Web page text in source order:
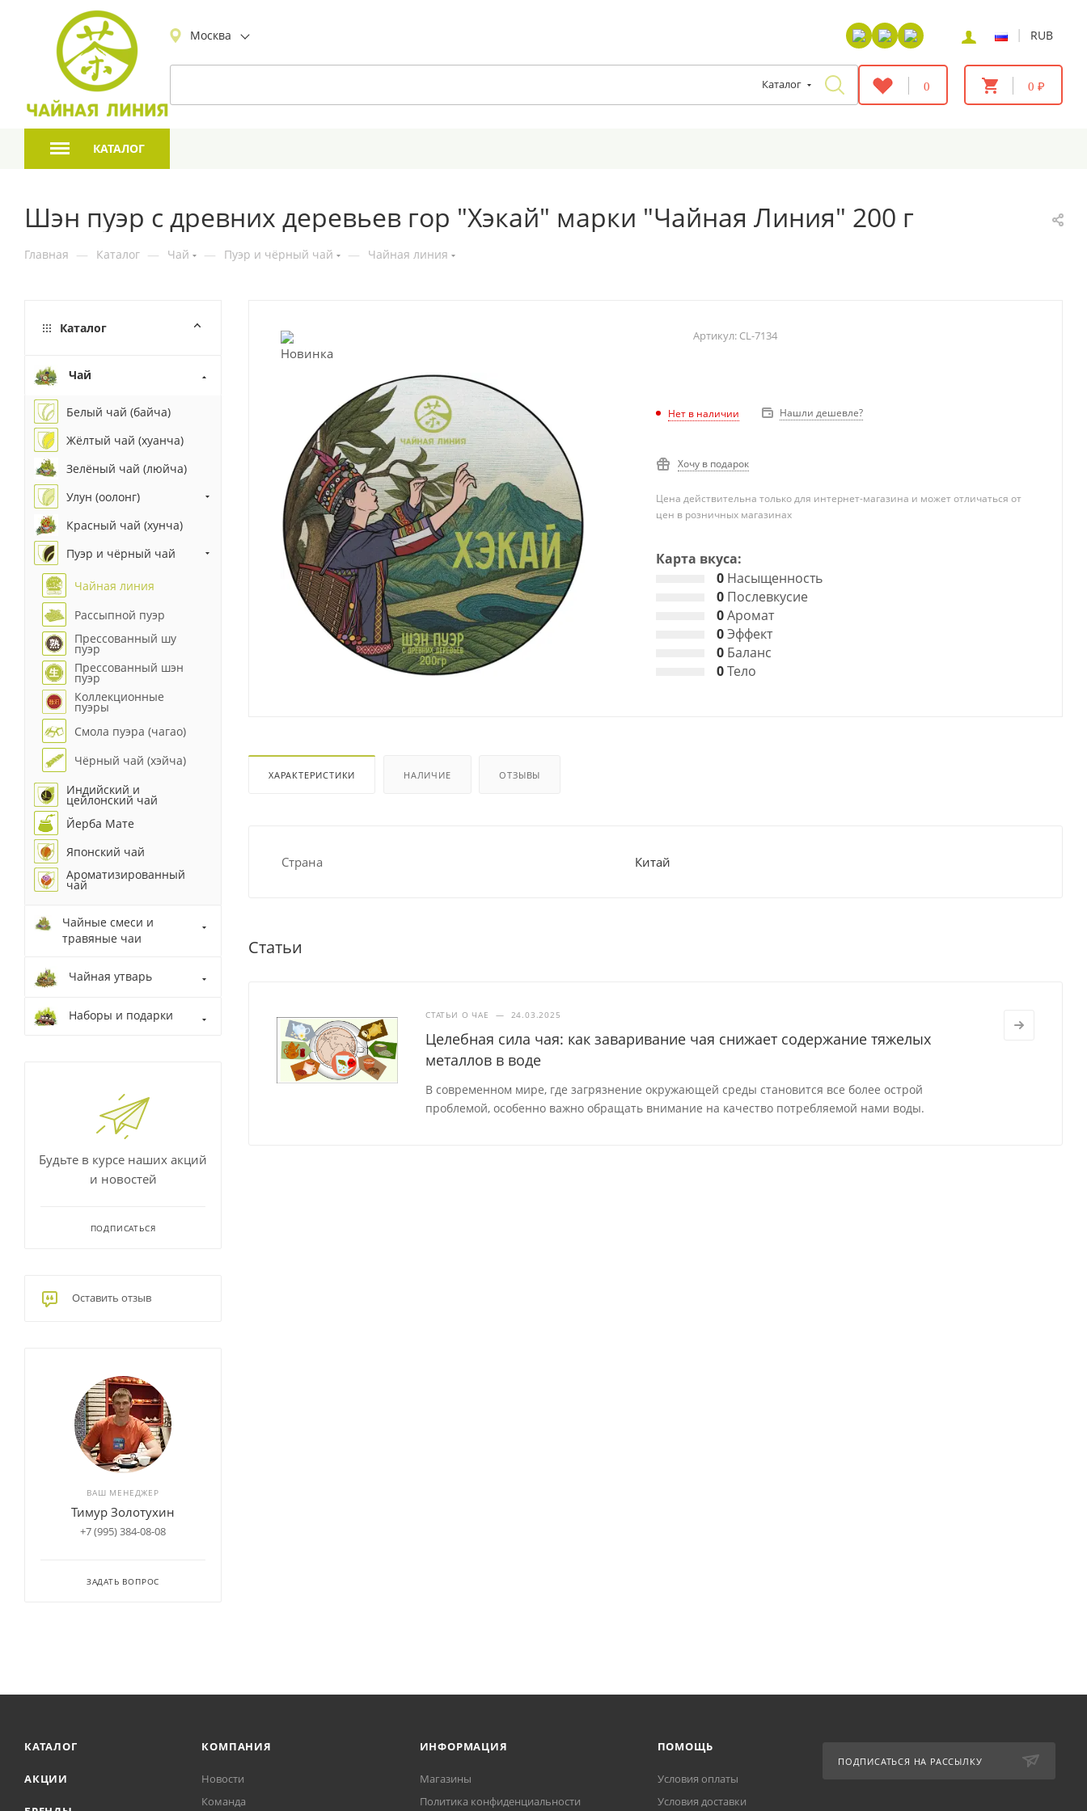
Москва | RUB
Каталог 0 0 ₽
КАТАЛОГ
Шэн пуэр с древних деревьев гор "Хэкай" марки "Чайная Линия" 200 г
Главная — Каталог — Чай — Пуэр и чёрный чай — Чайная линия
Артикул: CL-7134
Нет в наличии Нашли дешевле?
Хочу в подарок
Цена действительна только для интернет-магазина и может отличаться от
цен в розничных магазинах
Карта вкуса:
0Насыщенность
0Послевкусие
0Аромат
0Эффект
0Баланс
0Тело
ХАРАКТЕРИСТИКИ НАЛИЧИЕ ОТЗЫВЫ
Страна Китай
Статьи
СТАТЬИ О ЧАЕ — 24.03.2025
Целебная сила чая: как заваривание чая снижает содержание тяжелых
металлов в воде
В современном мире, где загрязнение окружающей среды становится все более острой
проблемой, особенно важно обращать внимание на качество потребляемой нами воды.
Каталог
Чай
Белый чай (байча)
Жёлтый чай (хуанча)
Зелёный чай (люйча)
Улун (оолонг)
Красный чай (хунча)
Пуэр и чёрный чай
Чайная линия
Рассыпной пуэр
Прессованный шу
пуэр
Прессованный шэн
пуэр
Коллекционные
пуэры
Смола пуэра (чагао)
Чёрный чай (хэйча)
Индийский и
цейлонский чай
Йерба Мате
Японский чай
Ароматизированный
чай
Чайные смеси и
травяные чаи
Чайная утварь
Наборы и подарки
Будьте в курсе наших акций
и новостей
ПОДПИСАТЬСЯ
Оставить отзыв
ВАШ МЕНЕДЖЕР
Тимур Золотухин
+7 (995) 384-08-08
ЗАДАТЬ ВОПРОС
КАТАЛОГ
АКЦИИ
КОМПАНИЯ
Новости
Команда
ИНФОРМАЦИЯ
Магазины
Политика конфиденциальности
ПОМОЩЬ
Условия оплаты
Условия доставки
ПОДПИСАТЬСЯ НА РАССЫЛКУ